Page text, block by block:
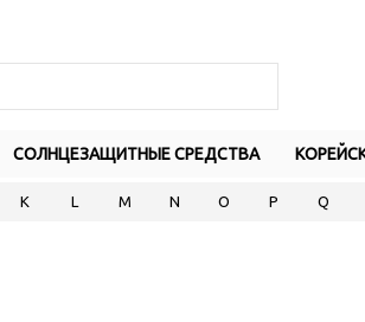
СОЛНЦЕЗАЩИТНЫЕ СРЕДСТВА
K L M N O P Q